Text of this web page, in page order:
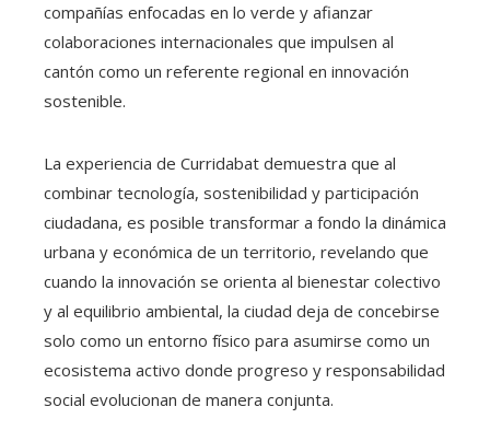
compañías enfocadas en lo verde y afianzar
colaboraciones internacionales que impulsen al
cantón como un referente regional en innovación
sostenible.
La experiencia de Curridabat demuestra que al
combinar tecnología, sostenibilidad y participación
ciudadana, es posible transformar a fondo la dinámica
urbana y económica de un territorio, revelando que
cuando la innovación se orienta al bienestar colectivo
y al equilibrio ambiental, la ciudad deja de concebirse
solo como un entorno físico para asumirse como un
ecosistema activo donde progreso y responsabilidad
social evolucionan de manera conjunta.